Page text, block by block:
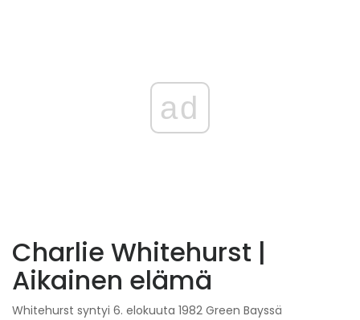
ad
Charlie Whitehurst |
Aikainen elämä
Whitehurst syntyi 6. elokuuta 1982 Green Bayssä